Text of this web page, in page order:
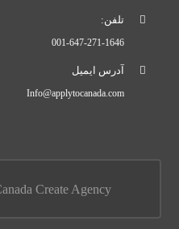
تلفن:
001-647-271-1646
آدرس ایمیل
Info@applytocanada.com
Create Agency